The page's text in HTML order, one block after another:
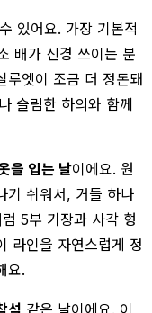
있어요. 가장 기본적
배가 신경 쓰이는 분
루엣이 조금 더 정돈돼
슬림한 하의와 함께
을 입는 날이에요. 원
기 쉬워서, 거들 하나
5부 기장과 사각 형
라인을 자연스럽게 정
요.
석 같은 날이에요. 이